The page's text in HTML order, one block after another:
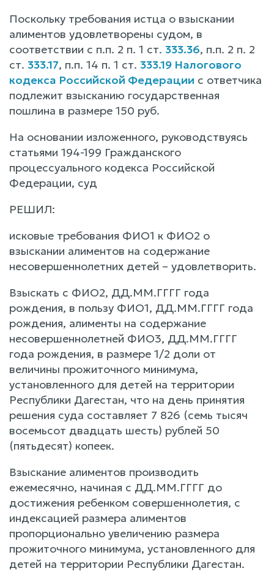
Поскольку требования истца о взыскании
алиментов удовлетворены судом, в
соответствии с п.п. 2 п. 1 ст. 333.36, п.п. 2 п. 2
ст. 333.17, п.п. 14 п. 1 ст. 333.19 Налогового
кодекса Российской Федерации с ответчика
подлежит взысканию государственная
пошлина в размере 150 руб.
На основании изложенного, руководствуясь
статьями 194-199 Гражданского
процессуального кодекса Российской
Федерации, суд
РЕШИЛ:
исковые требования ФИО1 к ФИО2 о
взыскании алиментов на содержание
несовершеннолетних детей – удовлетворить.
Взыскать с ФИО2, ДД.ММ.ГГГГ года
рождения, в пользу ФИО1, ДД.ММ.ГГГГ года
рождения, алименты на содержание
несовершеннолетней ФИО3, ДД.ММ.ГГГГ
года рождения, в размере 1/2 доли от
величины прожиточного минимума,
установленного для детей на территории
Республики Дагестан, что на день принятия
решения суда составляет 7 826 (семь тысяч
восемьсот двадцать шесть) рублей 50
(пятьдесят) копеек.
Взыскание алиментов производить
ежемесячно, начиная с ДД.ММ.ГГГГ до
достижения ребенком совершеннолетия, с
индексацией размера алиментов
пропорционально увеличению размера
прожиточного минимума, установленного для
детей на территории Республики Дагестан.